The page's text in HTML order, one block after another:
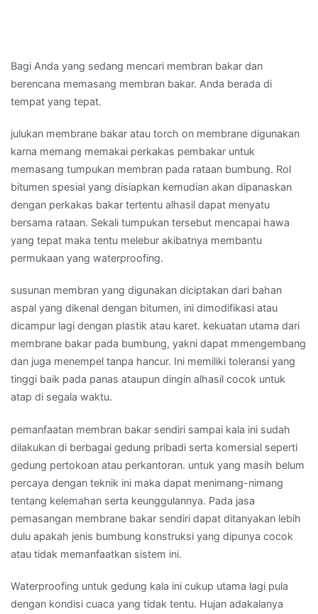
Bagi Anda yang sedang mencari membran bakar dan
berencana memasang membran bakar. Anda berada di
tempat yang tepat.
julukan membrane bakar atau torch on membrane digunakan
karna memang memakai perkakas pembakar untuk
memasang tumpukan membran pada rataan bumbung. Rol
bitumen spesial yang disiapkan kemudian akan dipanaskan
dengan perkakas bakar tertentu alhasil dapat menyatu
bersama rataan. Sekali tumpukan tersebut mencapai hawa
yang tepat maka tentu melebur akibatnya membantu
permukaan yang waterproofing.
susunan membran yang digunakan diciptakan dari bahan
aspal yang dikenal dengan bitumen, ini dimodifikasi atau
dicampur lagi dengan plastik atau karet. kekuatan utama dari
membrane bakar pada bumbung, yakni dapat mmengembang
dan juga menempel tanpa hancur. Ini memiliki toleransi yang
tinggi baik pada panas ataupun dingin alhasil cocok untuk
atap di segala waktu.
pemanfaatan membran bakar sendiri sampai kala ini sudah
dilakukan di berbagai gedung pribadi serta komersial seperti
gedung pertokoan atau perkantoran. untuk yang masih belum
percaya dengan teknik ini maka dapat menimang-nimang
tentang kelemahan serta keunggulannya. Pada jasa
pemasangan membrane bakar sendiri dapat ditanyakan lebih
dulu apakah jenis bumbung konstruksi yang dipunya cocok
atau tidak memanfaatkan sistem ini.
Waterproofing untuk gedung kala ini cukup utama lagi pula
dengan kondisi cuaca yang tidak tentu. Hujan adakalanya